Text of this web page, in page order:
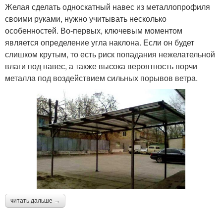
Желая сделать односкатный навес из металлопрофиля
своими руками, нужно учитывать несколько
особенностей. Во-первых, ключевым моментом
является определение угла наклона. Если он будет
слишком крутым, то есть риск попадания нежелательной
влаги под навес, а также высока вероятность порчи
металла под воздействием сильных порывов ветра.
читать дальше →